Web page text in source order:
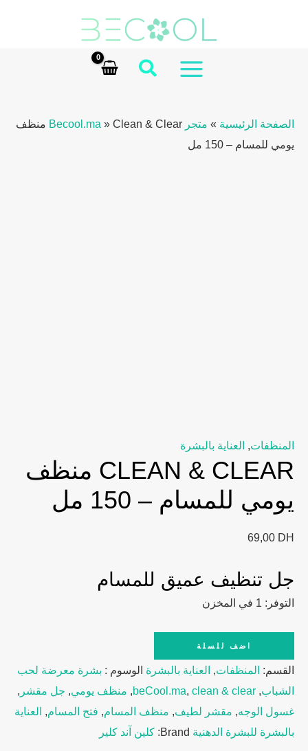
MAIN
الصفحة الرئيسية » متجر Becool.ma »
Clean & Clear منظف
يومي للمسام – 150 مل
المنظفات, العناية بالبشرة
CLEAN & CLEAR منظف
يومي للمسام – 150 مل
69,00 DH
جل تنظيف عميق للمسام
التوفر: 1 في المخزن
&
Clear
Daily
Cleanser
اضف للسلة
القسم: المنظفات, العناية بالبشرة الوسوم : بشرة معرضة لحب
الشباب,
beCool.ma, clean & clear
, منظف يومي, جل مقشر ,
غسول الوجه, مقشر لطيف, منظف المسام, فتح المسام, العناية
بالبشرة للبشرة الدهنية Brand: كلين آند كلير
150ml